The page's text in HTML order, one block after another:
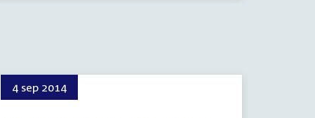
4 sep 2014